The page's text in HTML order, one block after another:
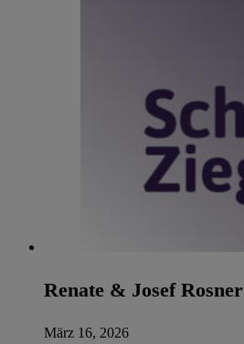
Renate & Josef Rosner
März 16, 2026